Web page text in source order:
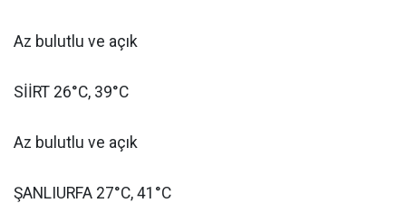
Az bulutlu ve açık
SİİRT 26°C, 39°C
Az bulutlu ve açık
ŞANLIURFA 27°C, 41°C